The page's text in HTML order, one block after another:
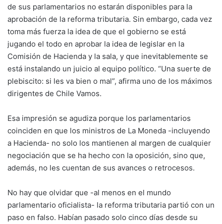
de sus parlamentarios no estarán disponibles para la
aprobación de la reforma tributaria. Sin embargo, cada vez
toma más fuerza la idea de que el gobierno se está
jugando el todo en aprobar la idea de legislar en la
Comisión de Hacienda y la sala, y que inevitablemente se
está instalando un juicio al equipo político. “Una suerte de
plebiscito: si les va bien o mal”, afirma uno de los máximos
dirigentes de Chile Vamos.
Esa impresión se agudiza porque los parlamentarios
coinciden en que los ministros de La Moneda -incluyendo
a Hacienda- no solo los mantienen al margen de cualquier
negociación que se ha hecho con la oposición, sino que,
además, no les cuentan de sus avances o retrocesos.
No hay que olvidar que -al menos en el mundo
parlamentario oficialista- la reforma tributaria partió con un
paso en falso. Habían pasado solo cinco días desde su